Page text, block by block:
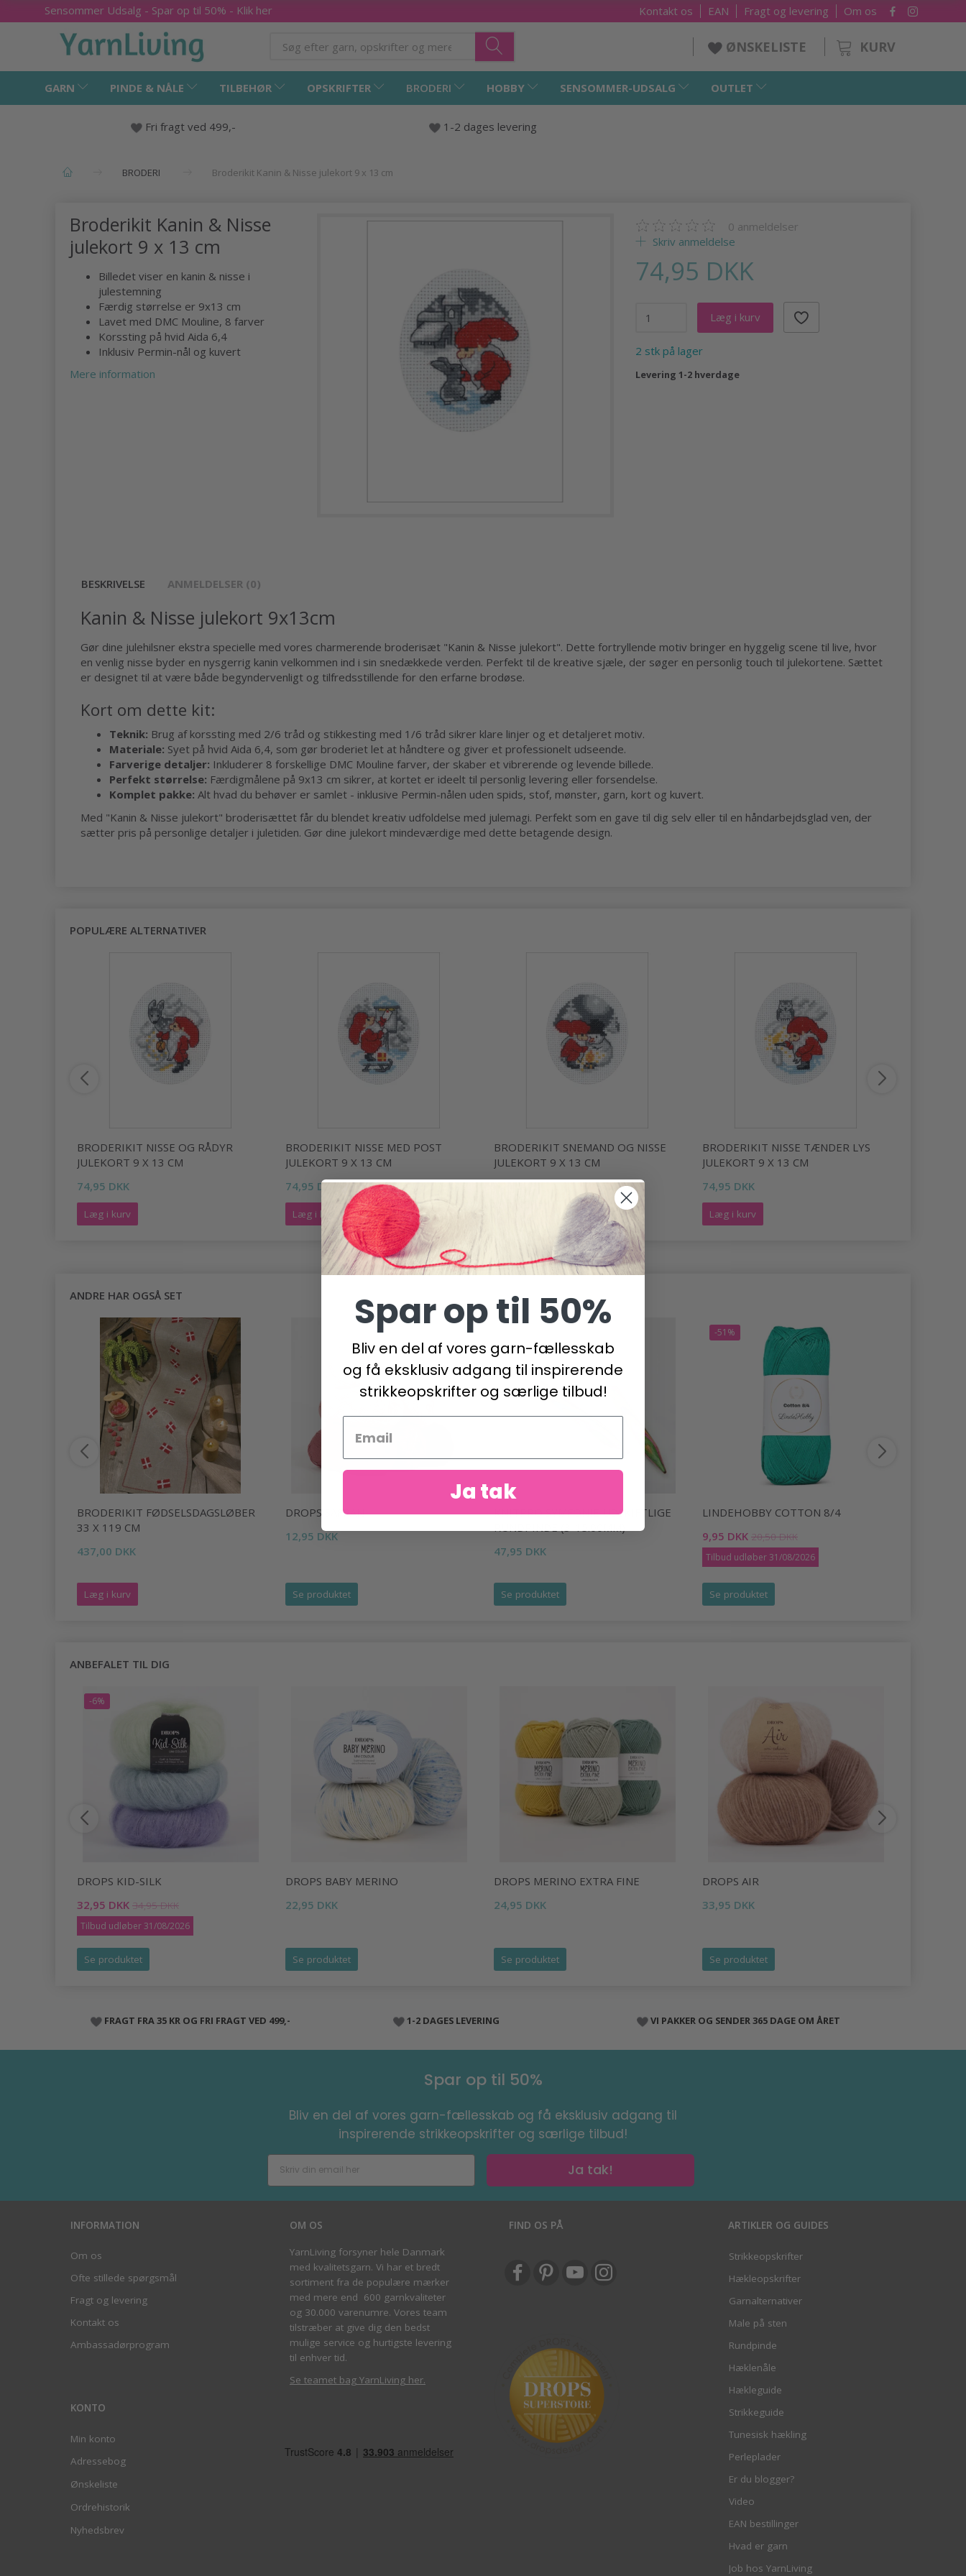
Sensommer Udsalg - Spar op til 50% - Klik her Om os
Fragt og levering
EAN
Kontakt os
KURV
ØNSKELISTE
GARN PINDE & NÅLE TILBEHØR OPSKRIFTER BRODERI HOBBY SENSOMMER-UDSALG OUTLET
Fri fragt ved 499,- 1-2 dages levering
BRODERI Broderikit Kanin & Nisse julekort 9 x 13 cm
Broderikit Kanin & Nisse
julekort 9 x 13 cm
Billedet viser en kanin & nisse i
julestemning
Færdig størrelse er 9x13 cm
Lavet med DMC Mouline, 8 farver
Korssting på hvid Aida 6,4
Inklusiv Permin-nål og kuvert
Mere information
0 anmeldelser
Skriv anmeldelse
74,95 DKK
Læg i kurv
2 stk på lager
Levering 1-2 hverdage
BESKRIVELSE ANMELDELSER (0)
Kanin & Nisse julekort 9x13cm
Gør dine julehilsner ekstra specielle med vores charmerende broderisæt "Kanin & Nisse julekort". Dette fortryllende motiv bringer en hyggelig scene til live, hvor
en venlig nisse byder en nysgerrig kanin velkommen ind i sin snedækkede verden. Perfekt til de kreative sjæle, der søger en personlig touch til julekortene. Sættet
er designet til at være både begyndervenligt og tilfredsstillende for den erfarne brodøse.
Kort om dette kit:
Teknik: Brug af korssting med 2/6 tråd og stikkesting med 1/6 tråd sikrer klare linjer og et detaljeret motiv.
Materiale: Syet på hvid Aida 6,4, som gør broderiet let at håndtere og giver et professionelt udseende.
Farverige detaljer: Inkluderer 8 forskellige DMC Mouline farver, der skaber et vibrerende og levende billede.
Perfekt størrelse: Færdigmålene på 9x13 cm sikrer, at kortet er ideelt til personlig levering eller forsendelse.
Komplet pakke: Alt hvad du behøver er samlet - inklusive Permin-nålen uden spids, stof, mønster, garn, kort og kuvert.
Med "Kanin & Nisse julekort" broderisættet får du blendet kreativ udfoldelse med julemagi. Perfekt som en gave til dig selv eller til en håndarbejdsglad ven, der
sætter pris på personlige detaljer i juletiden. Gør dine julekort mindeværdige med dette betagende design.
POPULÆRE ALTERNATIVER
BRODERIKIT NISSE OG RÅDYR
JULEKORT 9 X 13 CM
74,95 DKK
Læg i kurv
BRODERIKIT NISSE MED POST
JULEKORT 9 X 13 CM
74,95 DKK
Læg i kurv
BRODERIKIT SNEMAND OG NISSE
JULEKORT 9 X 13 CM
74,95 DKK
BRODERIKIT NISSE TÆNDER LYS
JULEKORT 9 X 13 CM
74,95 DKK
Læg i kurv
ANDRE HAR OGSÅ SET
BRODERIKIT FØDSELSDAGSLØBER
33 X 119 CM
437,00 DKK
Læg i kurv
DROPS SAFRAN
12,95 DKK
Se produktet
KNITPRO SYMFONIE UDSKIFTLIGE
RUNDPINDE (3-15.00MM)
47,95 DKK
Se produktet
-51%
LINDEHOBBY COTTON 8/4
9,95 DKK 20,50 DKK
Tilbud udløber 31/08/2026
Se produktet
ANBEFALET TIL DIG
-6%
DROPS KID-SILK
32,95 DKK 34,95 DKK
Tilbud udløber 31/08/2026
Se produktet
DROPS BABY MERINO
22,95 DKK
Se produktet
DROPS MERINO EXTRA FINE
24,95 DKK
Se produktet
DROPS AIR
33,95 DKK
Se produktet
FRAGT FRA 35 KR OG FRI FRAGT VED 499,- 1-2 DAGES LEVERING VI PAKKER OG SENDER 365 DAGE OM ÅRET
Spar op til 50%
Bliv en del af vores garn-fællesskab og få eksklusiv adgang til
inspirerende strikkeopskrifter og særlige tilbud!
Ja tak!
INFORMATION
Om os
Ofte stillede spørgsmål
Fragt og levering
Kontakt os
Ambassadørprogram
KONTO
Min konto
Adressebog
Ønskeliste
Ordrehistorik
Nyhedsbrev
OM OS
YarnLiving forsyner hele Danmark
med kvalitetsgarn. Vi har et bredt
sortiment fra de populære mærker
med mere end 600 garnkvaliteter
og 30.000 varenumre. Vores team
tilstræber at give dig den bedst
mulige service og hurtigste levering
til enhver tid.
Se teamet bag YarnLiving her.
FIND OS PÅ ARTIKLER OG GUIDES
Strikkeopskrifter
Hækleopskrifter
Garnalternativer
Male på sten
Rundpinde
Hæklenåle
Hækleguide
Strikkeguide
Tunesisk hækling
Perleplader
Er du blogger?
Video
EAN bestillinger
Hvad er garn
Job hos YarnLiving
Spar op til 50%
Bliv en del af vores garn-fællesskab
og få eksklusiv adgang til inspirerende
strikkeopskrifter og særlige tilbud!
Ja tak